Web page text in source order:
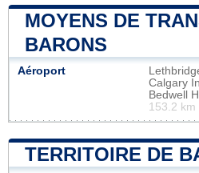
MOYENS DE
BARONS
Aéroport
Calgary
Bedwell
153.2 km
TERRITOIRE DE